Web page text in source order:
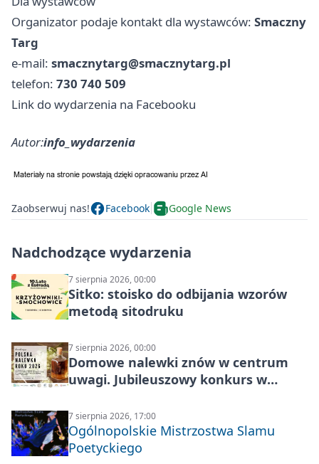
Organizator podaje kontakt dla wystawców: Smaczny
Targ
e-mail: smacznytarg@smacznytarg.pl
telefon: 730 740 509
Link do wydarzenia na Facebooku
Autor:info_wydarzenia
Zaobserwuj nas! Facebook Google News
Nadchodzące wydarzenia
7 sierpnia 2026, 00:00
Sitko: stoisko do odbijania wzorów
metodą sitodruku
7 sierpnia 2026, 00:00
Domowe nalewki znów w centrum
uwagi. Jubileuszowy konkurs w
7 sierpnia 2026, 17:00
Ogólnopolskie Mistrzostwa Slamu
Poetyckiego